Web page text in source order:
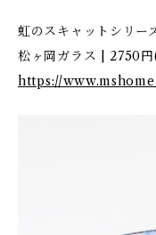
虹のスキャットシリー
松ヶ岡ガラス | 2750
https://